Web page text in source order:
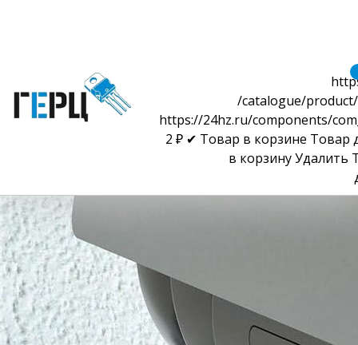
/catalogue/
https://24hz.ru/components/
2 ₽ ✔ Товар в корзине Товар
в корзинуУдалить